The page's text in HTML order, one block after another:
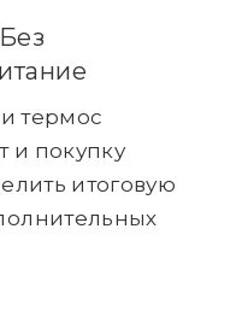
термос
и покупку
итоговую